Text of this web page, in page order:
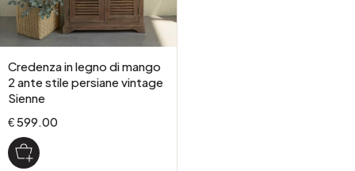
Credenza in legno di mango
2 ante stile persiane vintage
Sienne
€ 599.00